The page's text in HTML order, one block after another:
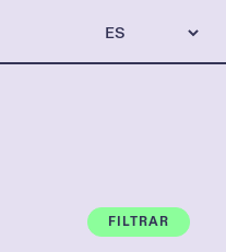
E
e
i
o
FILTRAR